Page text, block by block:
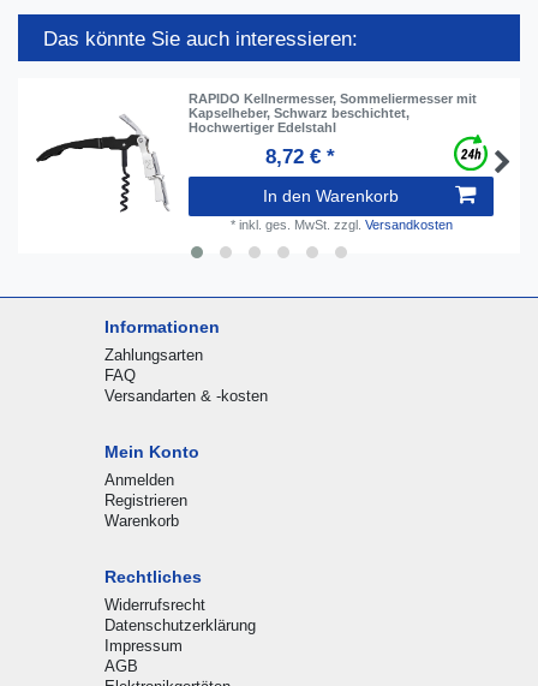
Das könnte Sie auch interessieren:
RAPIDO Kellnermesser, Sommeliermesser mit
Kapselheber, Schwarz beschichtet,
Hochwertiger Edelstahl
8,72 € *
In den Warenkorb
* inkl. ges. MwSt. zzgl. Versandkosten
Informationen
Zahlungsarten
FAQ
Versandarten & -kosten
Mein Konto
Anmelden
Registrieren
Warenkorb
Rechtliches
Widerrufsrecht
Datenschutzerklärung
Impressum
AGB